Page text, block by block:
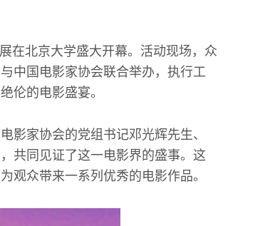
在北京大学盛大开幕。活动现场，众
中国电影家协会联合举办，执行工
伦的电影盛宴。
影家协会的党组书记邓光辉先生、
共同见证了这一电影界的盛事。这
观众带来一系列优秀的电影作品。